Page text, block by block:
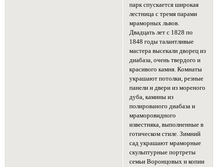
парк спускается широкая
лестница с тремя парами
мраморных львов.
Двадцать лет с 1828 по
1848 годы талантливые
мастера высекали дворец из
диабаза, очень твердого и
красивого камня. Комнаты
украшают потолки, резные
панели и двери из мореного
дуба, камины из
полированого диабаза и
мраморовидного
известняка, выполненные в
готическом стиле. Зимний
сад украшают мраморные
скульптурные портреты
семьи Воронцовых и копии